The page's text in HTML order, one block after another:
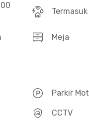
Meja
Parkir
CCTV